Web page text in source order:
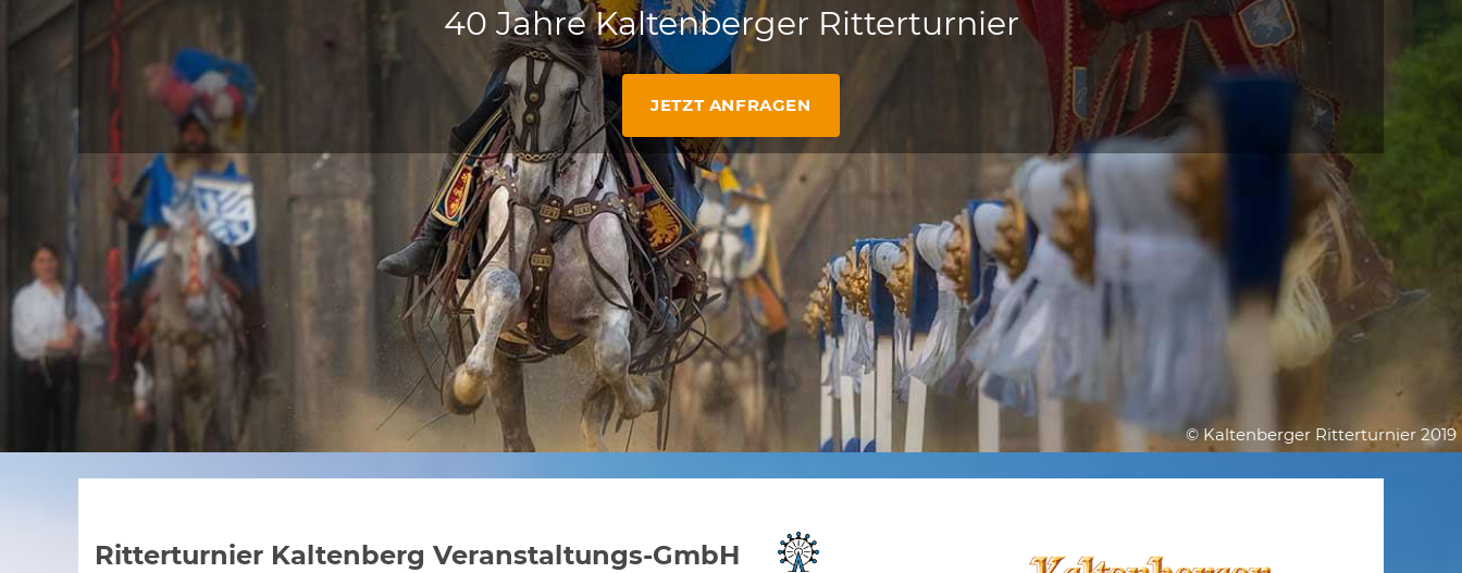
40 Jahre Kaltenberger Ritterturnier
JETZT ANFRAGEN
© Kaltenberger Ritterturnier 2019
Ritterturnier Kaltenberg Veranstaltungs-GmbH